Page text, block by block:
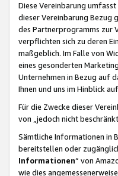
Diese Vereinbarung
dieser Vereinbarung Bezug
des Partnerprogramms zur
verpflichten sich zu deren
maßgeblich. Im Falle von
eines gesonderten
Unternehmen in Bezug auf
Ihnen und uns im Hinblick
Für die Zwecke dieser
von „jedoch nicht
Sämtliche Informationen in
bereitstellen oder
Informationen“ von
wie dies